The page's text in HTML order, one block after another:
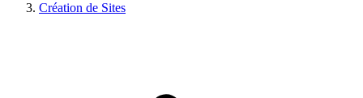
Création de Sites